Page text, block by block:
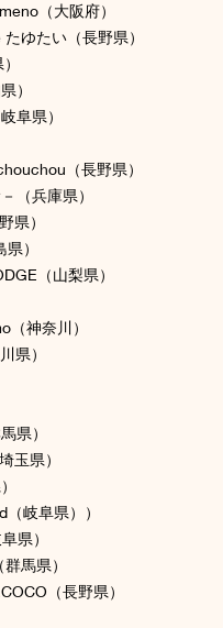
（大阪府）
ゆたい（長野県）
）
阜県）
（長野県）
（兵庫県）
県）
）
（山梨県）
神奈川）
県）
県）
玉県）
岐阜県））
県）
馬県）
（長野県）